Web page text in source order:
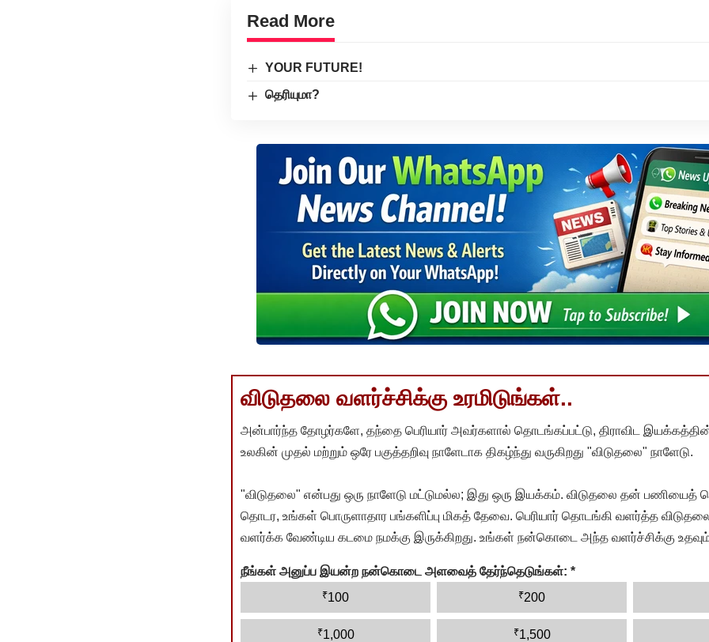
Read More
YOUR FUTURE!
தெரியுமா?
விடுதலை வளர்ச்சிக்கு உரமிடுங்கள்..
அன்பார்ந்த தோழர்களே, தந்தை பெரியார் அவர்களால் தொடங்கப்பட்டு, திராவிட
உலகின் முதல் மற்றும் ஒரே பகுத்தறிவு நாளேடாக திகழ்ந்து வருகிறது "விடுதலை" நாளேடு.
"விடுதலை" என்பது ஒரு நாளேடு மட்டுமல்ல; இது ஒரு இயக்கம். விடுதலை தன் பணியைத்
தொடர, உங்கள் பொருளாதார பங்களிப்பு மிகத் தேவை. பெரியார் தொடங்கி வளர்த்த
வளர்க்க வேண்டிய கடமை நமக்கு இருக்கிறது. உங்கள் நன்கொடை அந்த வளர்ச்சிக்கு
நீங்கள் அனுப்ப இயன்ற நன்கொடை அளவைத் தேர்ந்தெடுங்கள்: *
₹100 ₹200
₹1,000 ₹1,500